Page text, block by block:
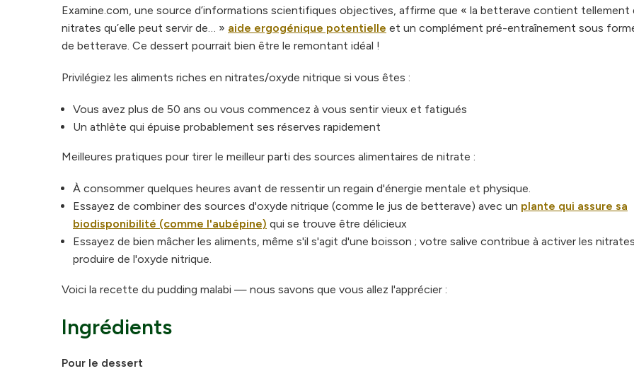
Examine.com, une source d’informations scientifiques objectives, affirme que « la betterave contient tellement
nitrates qu’elle peut servir de… » aide ergogénique potentielle et un complément pré-entraînement sous
de betterave. Ce dessert pourrait bien être le remontant idéal !
Privilégiez les aliments riches en nitrates/oxyde nitrique si vous êtes :
Vous avez plus de 50 ans ou vous commencez à vous sentir vieux et fatigués
Un athlète qui épuise probablement ses réserves rapidement
Meilleures pratiques pour tirer le meilleur parti des sources alimentaires de nitrate :
À consommer quelques heures avant de ressentir un regain d'énergie mentale et physique.
Essayez de combiner des sources d'oxyde nitrique (comme le jus de betterave) avec un plante qui assure sa
biodisponibilité (comme l'aubépine) qui se trouve être délicieux
Essayez de bien mâcher les aliments, même s'il s'agit d'une boisson ; votre salive contribue à activer les
produire de l'oxyde nitrique.
Voici la recette du pudding malabi — nous savons que vous allez l'apprécier :
Ingrédients
Pour le dessert